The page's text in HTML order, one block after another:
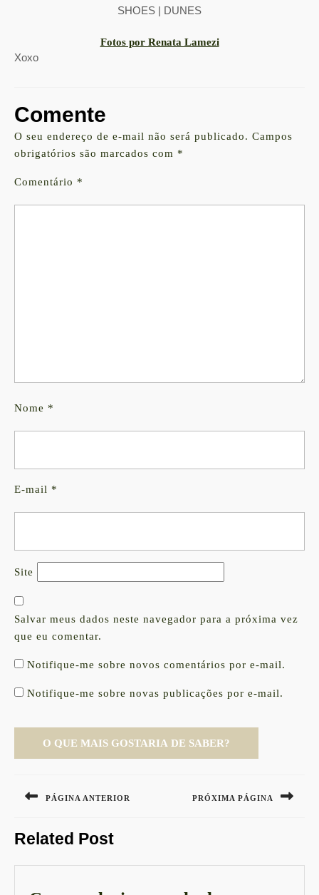
SHOES | DUNES
Fotos por Renata Lamezi
Xoxo
Comente
O seu endereço de e-mail não será publicado. Campos
obrigatórios são marcados com *
Comentário *
Nome *
E-mail *
Site
Salvar meus dados neste navegador para a próxima vez
que eu comentar.
Notifique-me sobre novos comentários por e-mail.
Notifique-me sobre novas publicações por e-mail.
de
PÁGINA ANTERIOR
post:
PRÓXIMA PÁGINA
Related Post